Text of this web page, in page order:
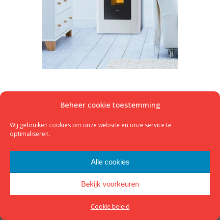
Beheer cookie toestemming
Wij gebruiken cookies om onze website en onze service te
optimaliseren.
Alle cookies
Bekijk voorkeuren
Cookie beleid
© 2023 - K&M Houtkachels -Website door Kop Digitaal